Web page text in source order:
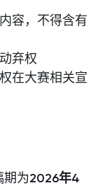
容，不得含有
弃权
在大赛相关宣
期为2026年4